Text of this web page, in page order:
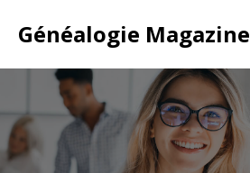
au
contenu
Généalogie Magazine